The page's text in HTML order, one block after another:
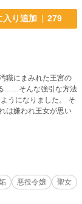
入り追加 279
……そんな強引な方法
うになりました。 そ
悪役令嬢
聖女